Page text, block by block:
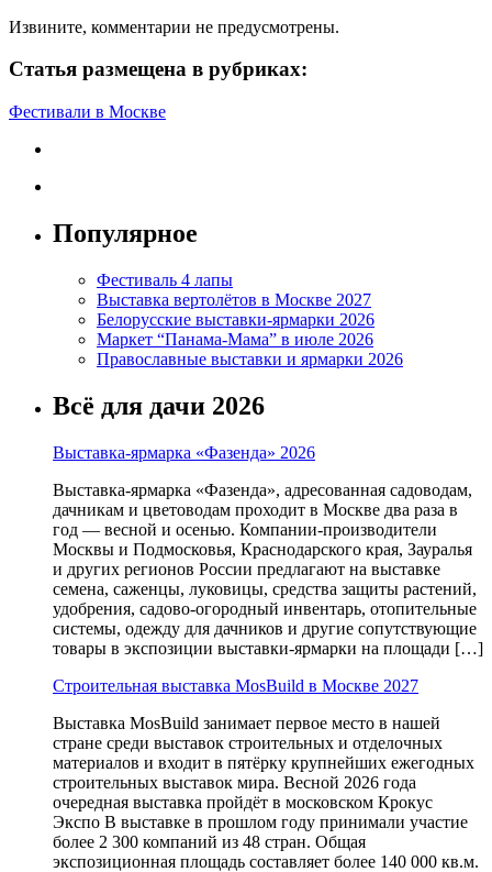
Извините, комментарии не предусмотрены.
Статья размещена в рубриках:
Фестивали в Москве
Популярное
Фестиваль 4 лапы
Выставка вертолётов в Москве 2027
Белорусские выставки-ярмарки 2026
Маркет “Панама-Мама” в июле 2026
Православные выставки и ярмарки 2026
Всё для дачи 2026
Выставка-ярмарка «Фазенда» 2026
Выставка-ярмарка «Фазенда», адресованная садоводам,
дачникам и цветоводам проходит в Москве два раза в
год — весной и осенью. Компании-производители
Москвы и Подмосковья, Краснодарского края, Зауралья
и других регионов России предлагают на выставке
семена, саженцы, луковицы, средства защиты растений,
удобрения, садово-огородный инвентарь, отопительные
системы, одежду для дачников и другие сопутствующие
товары в экспозиции выставки-ярмарки на площади […]
Строительная выставка MosBuild в Москве 2027
Выставка MosBuild занимает первое место в нашей
стране среди выставок строительных и отделочных
материалов и входит в пятёрку крупнейших ежегодных
строительных выставок мира. Весной 2026 года
очередная выставка пройдёт в московском Крокус
Экспо В выставке в прошлом году принимали участие
более 2 300 компаний из 48 стран. Общая
экспозиционная площадь составляет более 140 000 кв.м.